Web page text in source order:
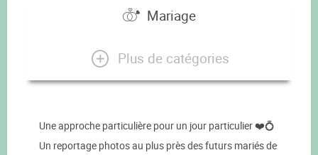
Mariage
Plus de catégories
Une approche particulière pour un jour particulier ❤️💍
Un reportage photos au plus près des futurs mariés de